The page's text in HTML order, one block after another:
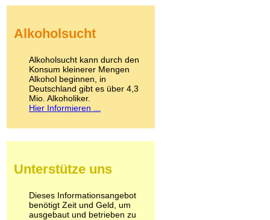
Kokain
LSD
Marihuana
Medikamente
Meskalin
Metamphetamin
Methadon
Pilze
Psychopharmaka
Schlafmittel
Schmerzmittel
Alkoholsucht
Alkoholsucht kann durch den
Konsum kleinerer Mengen
Alkohol beginnen, in
Deutschland gibt es über 4,3
Mio. Alkoholiker.
Hier Informieren ...
Unterstütze uns
Dieses Informationsangebot
benötigt Zeit und Geld, um
ausgebaut und betrieben zu